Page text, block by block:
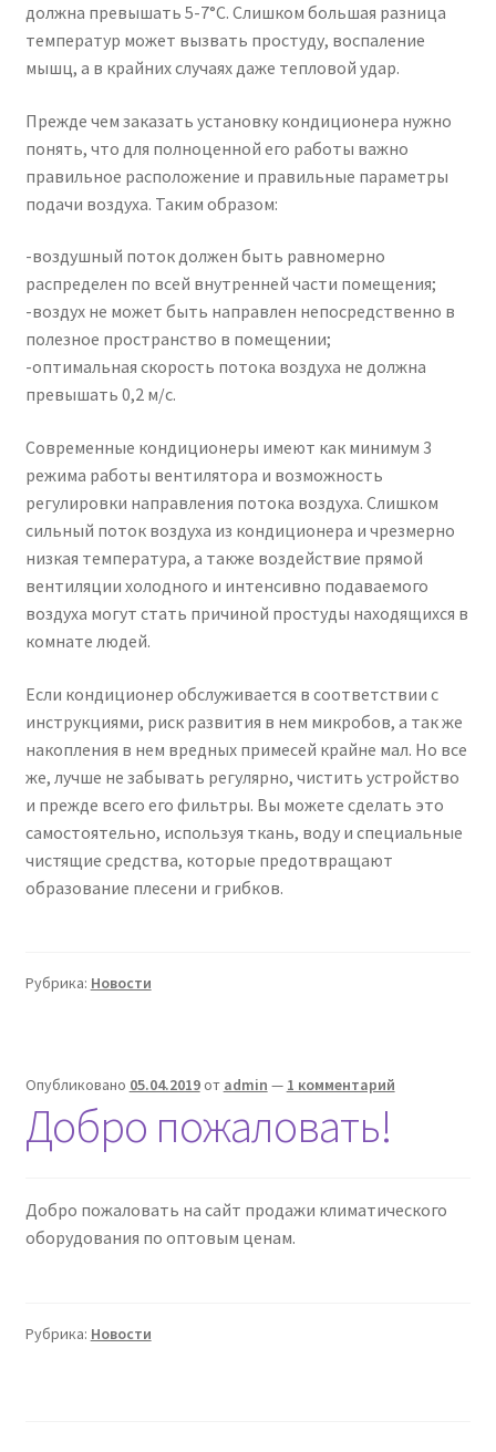
должна превышать 5-7°С. Слишком большая разница
температур может вызвать простуду, воспаление
мышц, а в крайних случаях даже тепловой удар.
Прежде чем заказать установку кондиционера нужно
понять, что для полноценной его работы важно
правильное расположение и правильные параметры
подачи воздуха. Таким образом:
-воздушный поток должен быть равномерно
распределен по всей внутренней части помещения;
-воздух не может быть направлен непосредственно в
полезное пространство в помещении;
-оптимальная скорость потока воздуха не должна
превышать 0,2 м/с.
Современные кондиционеры имеют как минимум 3
режима работы вентилятора и возможность
регулировки направления потока воздуха. Слишком
сильный поток воздуха из кондиционера и чрезмерно
низкая температура, а также воздействие прямой
вентиляции холодного и интенсивно подаваемого
воздуха могут стать причиной простуды находящихся в
комнате людей.
Если кондиционер обслуживается в соответствии с
инструкциями, риск развития в нем микробов, а так же
накопления в нем вредных примесей крайне мал. Но все
же, лучше не забывать регулярно, чистить устройство
и прежде всего его фильтры. Вы можете сделать это
самостоятельно, используя ткань, воду и специальные
чистящие средства, которые предотвращают
образование плесени и грибков.
Рубрика: Новости
Опубликовано 05.04.2019от admin — 1 комментарий
Добро пожаловать!
Добро пожаловать на сайт продажи климатического
оборудования по оптовым ценам.
Рубрика: Новости